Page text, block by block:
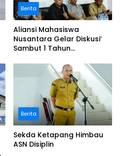
Berita
Aliansi Mahasiswa
Nusantara Gelar Diskusi’
Sambut 1 Tahun
Prabowo
Berita
Sekda Ketapang Himbau
ASN Disiplin